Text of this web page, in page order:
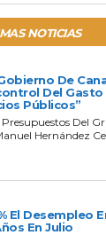
NOTICIAS
De
Del Gasto
Públicos”
Del
Hernández
El Desempleo
En Julio